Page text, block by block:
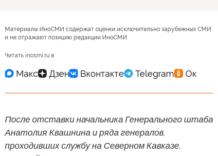
Материалы ИноСМИ содержат оценки исключительно зарубежных СМИ
и не отражают позицию редакции ИноСМИ
Читать inosmi.ru в
После отставки начальника Генерального штаба
Анатолия Квашнина и ряда генералов,
проходивших службу на Северном Кавказе,